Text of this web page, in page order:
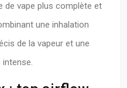
de vape plus complète et
une inhalation
de la vapeur et une
intense.